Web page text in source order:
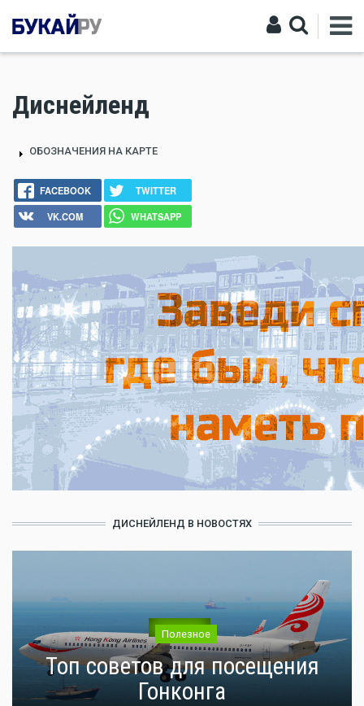
Диснейленд
ОБОЗНАЧЕНИЯ НА КАРТЕ
FACEBOOK
TWITTER
VK.COM
WHATSAPP
ДИСНЕЙЛЕНД В НОВОСТЯХ
Полезное
Топ советов для посещения
Гонконга